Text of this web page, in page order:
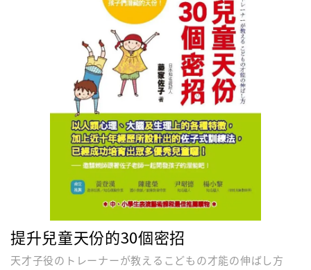
提升兒童天份的30個密招
天才子役のトレーナーが教えるこどもの才能の伸ばし方